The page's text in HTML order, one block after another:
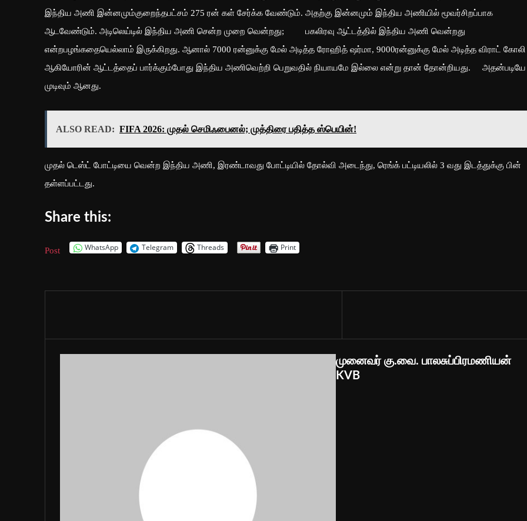
இந்திய அணி இன்னமும்குறைந்தபட்சம் 275 ரன் கள் சேர்க்க வேண்டும். அதற்கு இன்னமும் இந்திய அணியில் மூவர்சிறப்பாக
ஆடவேண்டும். அடிலெய்டில் இந்திய அணி சென்ற முறை வென்றது; பகலிரவு ஆட்டத்தில் இந்திய அணி வென்றது
என்றபழங்கதையெல்லாம் இருக்கிறது. ஆனால் 7000 ரன்னுக்கு மேல் அடித்த ரோஹித் ஷர்மா, 9000ரன்னுக்கு மேல் அடித்த விராட் கோலி
ஆகியோரின் ஆட்டத்தைப் பார்க்கும்போது இந்திய அணிவெற்றி பெறுவதில் நியாயமே இல்லை என்று தான் தோன்றியது. அதன்படியே
முடிவும் ஆனது.
ALSO READ: FIFA 2026: முதல் செமிஃபைனல்; முத்திரை பதித்த ஸ்பெயின்!
முதல் டெஸ்ட் போட்டியை வென்ற இந்திய அணி, இரண்டாவது போட்டியில் தோல்வி அடைந்து, ரெங்க் பட்டியலில் 3 வது இடத்துக்கு பின்
தள்ளப்பட்டது.
Share this:
Post WhatsApp Telegram Threads Print
முனைவர் கு.வை. பாலசுப்பிரமணியன்
KVB